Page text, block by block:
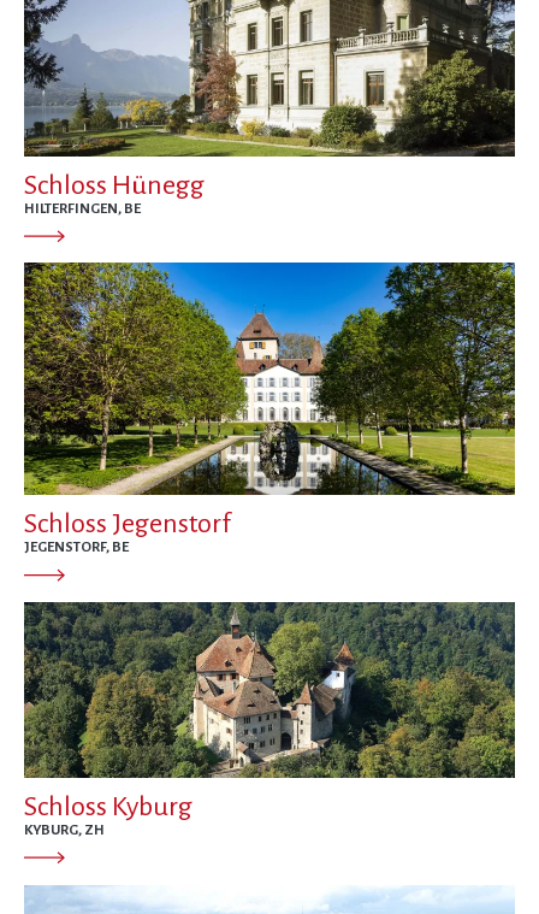
Schloss Hünegg
HILTERFINGEN, BE
Schloss Jegenstorf
JEGENSTORF, BE
Schloss Kyburg
KYBURG, ZH